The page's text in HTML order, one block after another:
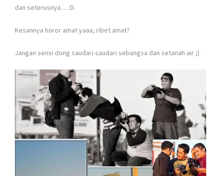
dan seterusnya… :D.
Kesannya horor amat yaaa, ribet amat?
Jangan sensi dong saudari-saudari sebangsa dan setanah air ;).